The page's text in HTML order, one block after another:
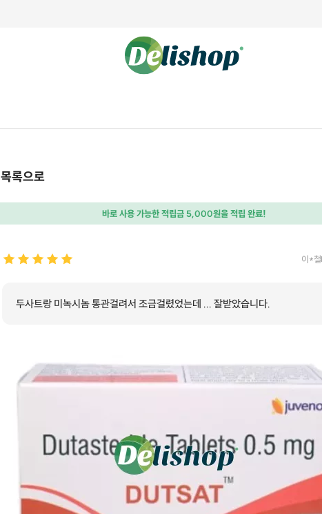
목록으로
바로 사용 가능한 적립금 5,000원을 적립 완료!
이*철
두사트랑 미녹시놈 통관걸려서 조금걸렸었는데 ... 잘받았습니다.